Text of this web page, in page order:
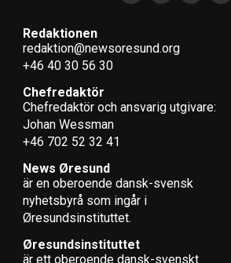
Redaktionen
redaktion@newsoresund.org
+46 40 30 56 30
Chefredaktör
Chefredaktör och ansvarig utgivare:
Johan Wessman
+46 702 52 32 41
News Øresund
är en oberoende dansk-svensk
nyhets­byrå som ingår i
Øresundsinstituttet.
Øresundsinstituttet
är ett oberoende dansk-svenskt